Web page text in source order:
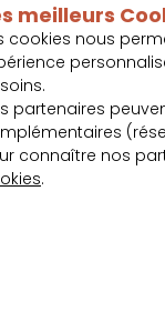
vie, retraite,
en efficacité lors des
l’immobilier et
meilleurs
cookies nous
partenaires
connaître nos
.